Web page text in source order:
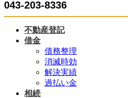
ス
キ
ン
に
043-203-8336
不動産登記
借金
債務整理
消滅時効
解決実績
過払い金
相続